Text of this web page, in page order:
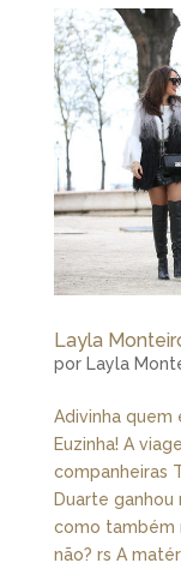
Layla
por Layla
Adivinha quem
Euzinha! A
companheiras
Duarte ganhou
como também
não? rs A